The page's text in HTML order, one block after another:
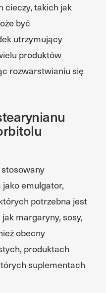
cieczy, takich jak
być
utrzymujący
produktów
rozwarstwianiu się
emulgator,
potrzebna jest
margaryny, sosy,
obecny
produktach
suplementach